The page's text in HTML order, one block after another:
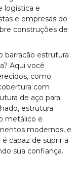
logística e
e empresas do
construções de
barracão estrutura
Aqui você
como
com
de aço para
estrutura
metálico e
modernos, e
capaz de suprir a
sua confiança.